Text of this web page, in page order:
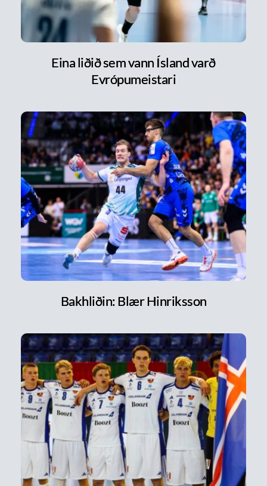
Eina liðið sem vann Ísland varð
Evrópumeistari
Bakhliðin: Blær Hinriksson